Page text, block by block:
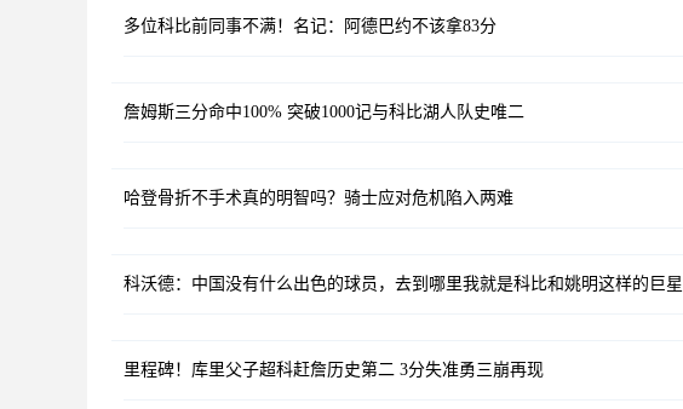
多位科比前同事不满！名记：阿德巴约不该拿83分
詹姆斯三分命中100% 突破1000记与科比湖人队史唯二
哈登骨折不手术真的明智吗？骑士应对危机陷入两难
科沃德：中国没有什么出色的球员，去到哪里我就是科比和姚明这样的巨星
里程碑！库里父子超科赶詹历史第二 3分失准勇三崩再现